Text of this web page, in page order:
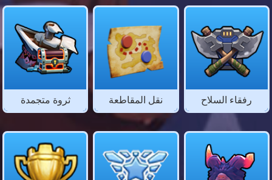
ثروة متجمدة نقل المقاطعة رفقاء السلاح